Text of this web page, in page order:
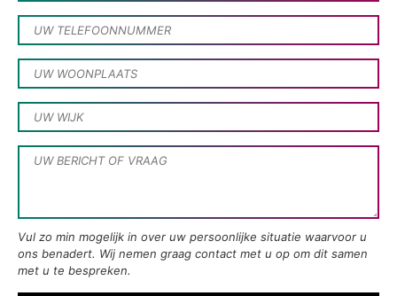
Vul zo min mogelijk in over uw persoonlijke situatie waarvoor u
ons benadert. Wij nemen graag contact met u op om dit samen
met u te bespreken.